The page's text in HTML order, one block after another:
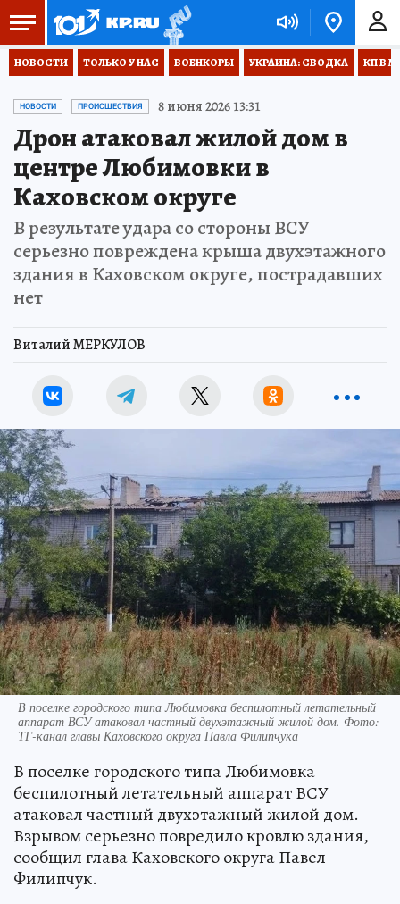
НОВОСТИ ТОЛЬКО У НАС ВОЕНКОРЫ УКРАИНА: СВОДКА КП В
НОВОСТИ ПРОИСШЕСТВИЯ 8 июня 2026 13:31
Дрон атаковал жилой дом в
центре Любимовки в
Каховском округе
В результате удара со стороны ВСУ
серьезно повреждена крыша двухэтажного
здания в Каховском округе, пострадавших
нет
Виталий МЕРКУЛОВ
В поселке городского типа Любимовка беспилотный летательный
аппарат ВСУ атаковал частный двухэтажный жилой дом. Фото:
ТГ-канал главы Каховского округа Павла Филипчука
В поселке городского типа Любимовка
беспилотный летательный аппарат ВСУ
атаковал частный двухэтажный жилой дом.
Взрывом серьезно повредило кровлю здания,
сообщил глава Каховского округа Павел
Филипчук.